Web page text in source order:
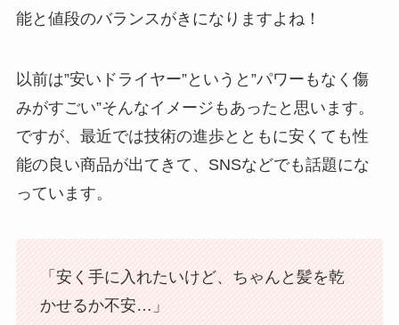
能と値段のバランスがきになりますよね！
以前は”安いドライヤー”というと”パワーもなく傷
みがすごい”そんなイメージもあったと思います。
ですが、最近では技術の進歩とともに安くても性
能の良い商品が出てきて、SNSなどでも話題にな
っています。
「安く手に入れたいけど、ちゃんと髪を乾
かせるか不安…」